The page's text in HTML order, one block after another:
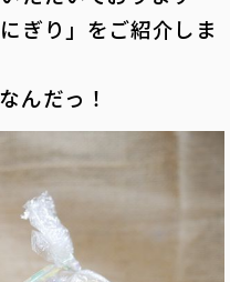
ぎり」をご紹介しま
んだっ！